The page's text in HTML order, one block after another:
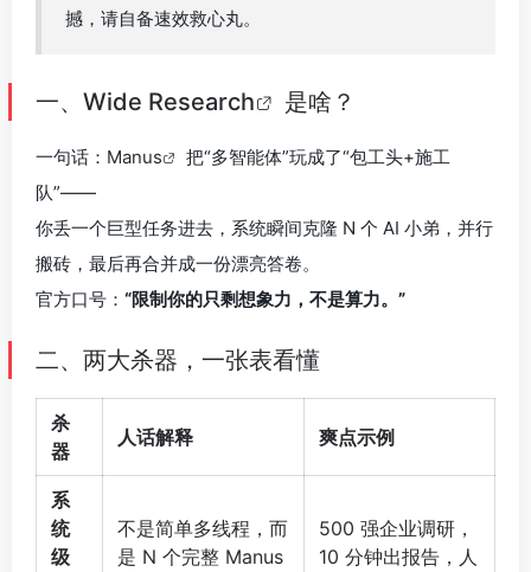
撼，请自备速效救心丸。
一、 Wide Research 是啥？
一句话： Manus
把“多智能体”玩成了“包工头+施工
队”——
你丢一个巨型任务进去，系统瞬间克隆 N 个 AI 小弟，并行
搬砖，最后再合并成一份漂亮答卷。
官方口号： “限制你的只剩想象力，不是算力。”
二、两大杀器，一张表看懂
杀
器
人话解释 爽点示例
系
统
级
不是简单多线程，而
是 N 个完整 Manus
500 强企业调研，
10 分钟出报告，人